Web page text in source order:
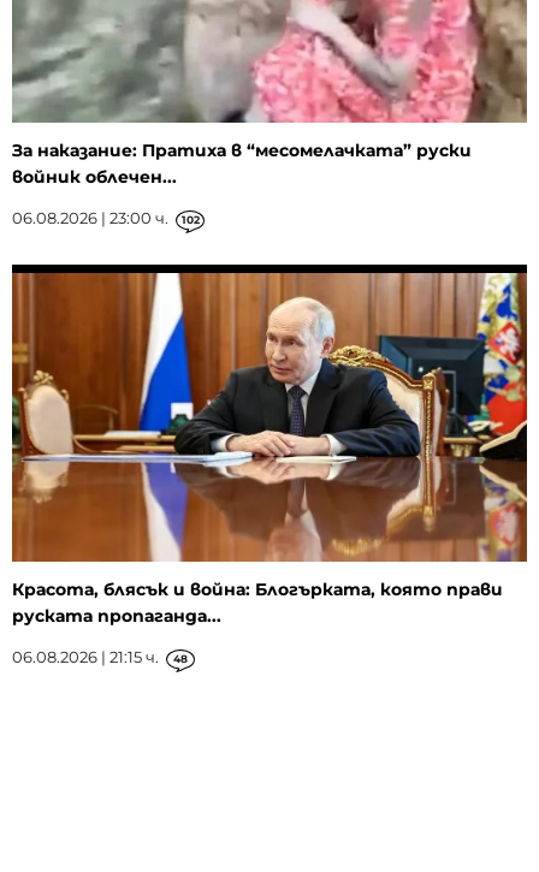
За наказание: Пратиха в “месомелачката” руски
войник облечен...
06.08.2026 | 23:00 ч. 102
Красота, блясък и война: Блогърката, която прави
руската пропаганда...
06.08.2026 | 21:15 ч. 48